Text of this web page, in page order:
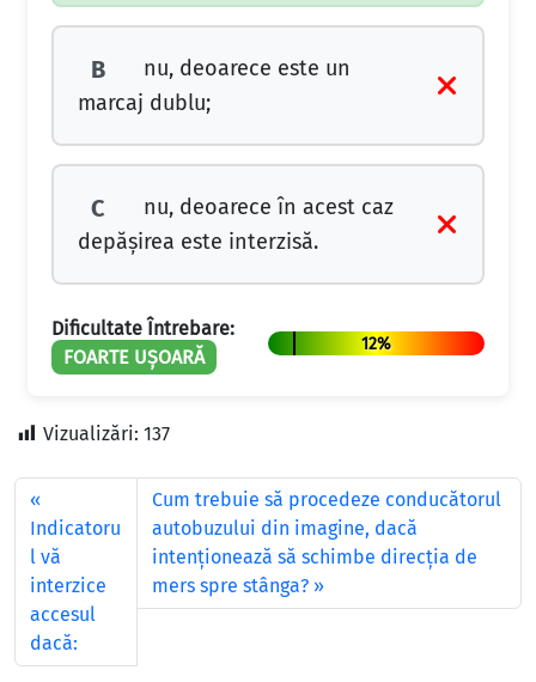
B
nu, deoarece este un
marcaj dublu;
C
nu, deoarece în acest caz
depășirea este interzisă.
Dificultate Întrebare:
FOARTE UȘOARĂ
12%
Vizualizări: 137
Indicatoru
l vă
interzice
accesul
dacă:
Cum trebuie să procedeze conducătorul
autobuzului din imagine, dacă
intenţionează să schimbe direcţia de
mers spre stânga?